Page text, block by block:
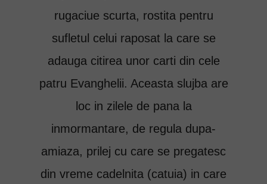
rugaciue scurta, rostita pentru
sufletul celui raposat la care se
adauga citirea unor carti din cele
patru Evanghelii. Aceasta slujba are
loc in zilele de pana la
inmormantare, de regula dupa-
amiaza, prilej cu care se pregatesc
din vreme cadelnita (catuia) in care